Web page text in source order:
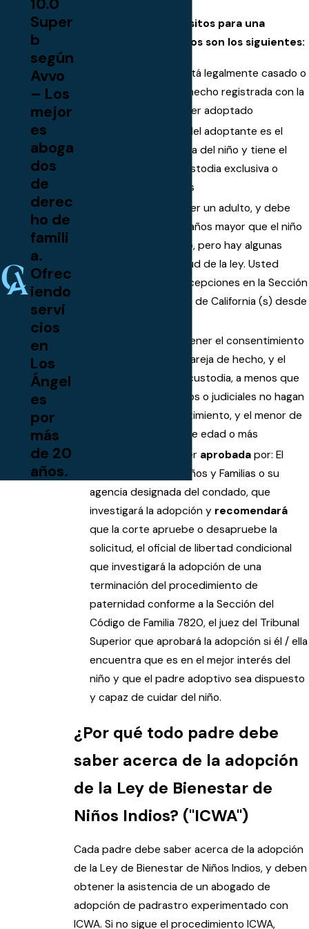
En resumen, los requisitos para una
adopción de padrastros son los siguientes:
El padre adoptivo está legalmente casado o
tiene una pareja de hecho registrada con la
custodia del niño a ser adoptado
El cónyuge / pareja del adoptante es el
padre con la custodia del niño y tiene el
derecho legal a la custodia exclusiva o
conjunta de los niños
El adoptante debe ser un adulto, y debe
ser por lo menos 10 años mayor que el niño
que va ser adoptado, pero hay algunas
excepciones en virtud de la ley. Usted
puede leer estas excepciones en la Sección
del Código de Familia de California (s) desde
El adoptante debe tener el consentimiento
de su esposo / a o pareja de hecho, y el
padre que no tiene custodia, a menos que
las reglas de fallecidos o judiciales no hagan
necesario el consentimiento, y el menor de
edad tiene 12 años de edad o más
La adopción debe ser aprobada por: El
Departamento de Niños y Familias o su
agencia designada del condado, que
investigará la adopción y recomendará
que la corte apruebe o desapruebe la
solicitud, el oficial de libertad condicional
que investigará la adopción de una
terminación del procedimiento de
paternidad conforme a la Sección del
Código de Familia 7820, el juez del Tribunal
Superior que aprobará la adopción si él / ella
encuentra que es en el mejor interés del
niño y que el padre adoptivo sea dispuesto
y capaz de cuidar del niño.
¿Por qué todo padre debe
saber acerca de la adopción
de la Ley de Bienestar de
Niños Indios? ("ICWA")
Cada padre debe saber acerca de la adopción
de la Ley de Bienestar de Niños Indios, y deben
obtener la asistencia de un abogado de
adopción de padrastro experimentado con
ICWA. Si no sigue el procedimiento ICWA,
Super
b
según
Avvo
– Los
mejor
es
aboga
dos
de
derec
ho de
famili
a.
Ofrec
iendo
servi
cios
en
Los
Ángel
es
por
más
de 20
años.